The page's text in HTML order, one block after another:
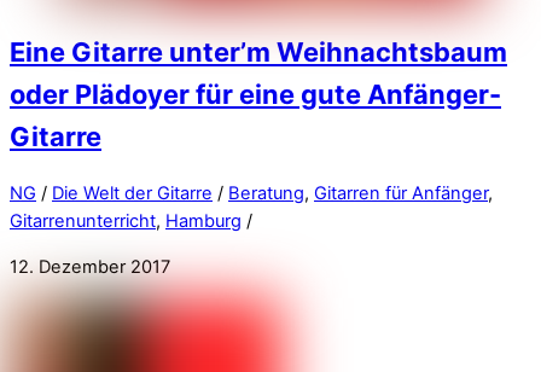
Eine Gitarre unter’m Weihnachtsbaum
oder Plädoyer für eine gute Anfänger-
Gitarre
NG / Die Welt der Gitarre / Beratung, Gitarren für Anfänger,
Gitarrenunterricht, Hamburg /
12. Dezember 2017